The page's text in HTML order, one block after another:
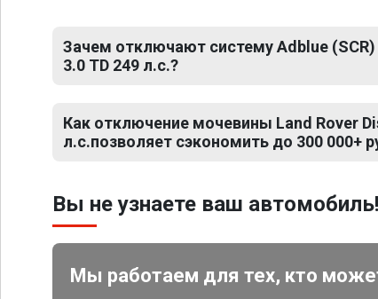
Зачем отключают систему Adblue (SCR)
3.0 TD 249 л.с.?
Как отключение мочевины Land Rover
л.с.позволяет сэкономить до 300 000+
Вы не узнаете ваш автомобиль!
Мы работаем для тех, кто